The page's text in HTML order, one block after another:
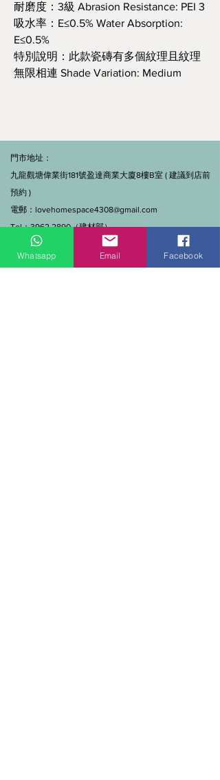
耐磨度：3級 Abrasion Resistance: PEI 3
吸水率：E≤0.5% Water Absorption:
E≤0.5%
特別說明：此款瓷磚有多個紋理且紋理
無限相連 Shade Variation: Medium
門市地址：
九龍觀塘偉業街181號盈達商業大廈8樓B室 ( 建議到店前
預約 )
電郵： lovehomespace4308@gmail.com
Tel：3962 2890（建材部）
WhatsApp：9144 7280（建材部）
門市營業時間：早上11點到7點(星期一門市休息)
Whatsapp Email Facebook